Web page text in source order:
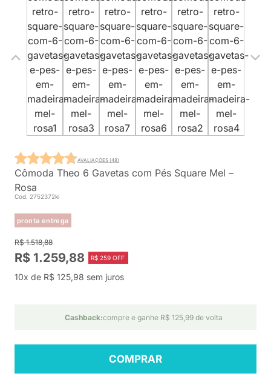
Cômoda Theo 6 Gavetas com Pés Square Mel –
Rosa
Cod. 2752372ki
pronta entrega
AVALIAÇÕES (48)
R$ 1.518,88
R$ 1.259,88 R$ 259 OFF
10x de R$ 125,98 sem juros
Cashback:compre e ganhe R$ 125,99 de volta
COMPRAR